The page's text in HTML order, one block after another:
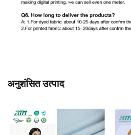
अनुशंसित उत्पाद